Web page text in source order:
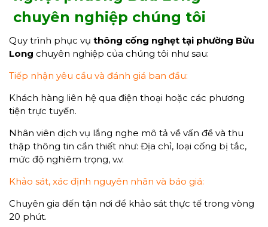
chuyên nghiệp chúng tôi
Quy trình phục vụ thông cống nghẹt tại phường Bửu
Long chuyên nghiệp của chúng tôi như sau:
Tiếp nhận yêu cầu và đánh giá ban đầu:
Khách hàng liên hệ qua điện thoại hoặc các phương
tiện trực tuyến.
Nhân viên dịch vụ lắng nghe mô tả về vấn đề và thu
thập thông tin cần thiết như: Địa chỉ, loại cống bị tắc,
mức độ nghiêm trọng, v.v.
Khảo sát, xác định nguyên nhân và báo giá:
Chuyên gia đến tận nơi để khảo sát thực tế trong vòng
20 phút.